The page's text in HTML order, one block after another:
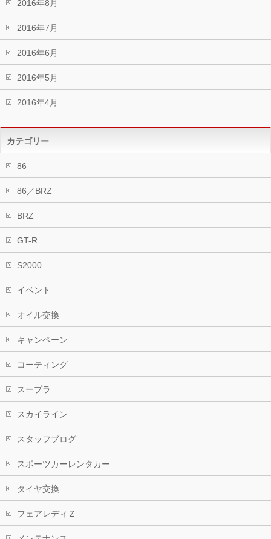
2016年8月
2016年7月
2016年6月
2016年5月
2016年4月
カテゴリー
86
86／BRZ
BRZ
GT-R
S2000
イベント
オイル交換
キャンペーン
コーティング
スープラ
スカイライン
スタッフブログ
スポーツカーレンタカー
タイヤ交換
フェアレディＺ